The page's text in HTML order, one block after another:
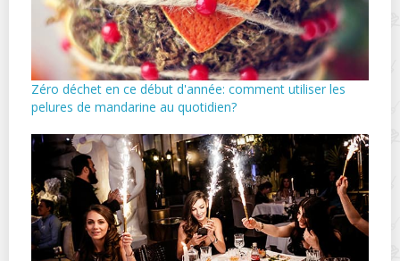
Zéro déchet en ce début d'année: comment utiliser les
pelures de mandarine au quotidien?